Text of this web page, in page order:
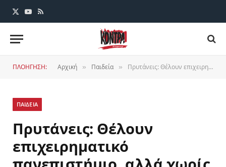
X
YouTube
RSS
ΠΛΟΗΓΗΣΗ: Αρχική » Παιδεία » Πρυτάνεις: Θέλουν επιχειρηματικό πανεπιστήμιο, αλλά χωρίς Συμβούλιο Διοίκησης
ΠΑΙΔΕΙΑ
Πρυτάνεις: Θέλουν
επιχειρηματικό